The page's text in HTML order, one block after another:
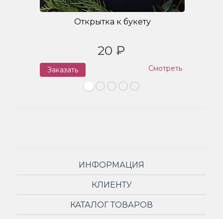
Открытка к букету
20 ₽
Заказать Смотреть
ИНФОРМАЦИЯ
КЛИЕНТУ
КАТАЛОГ ТОВАРОВ